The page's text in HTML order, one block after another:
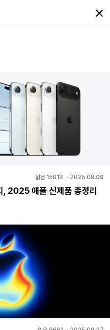
읽음 15918 ・ 2025.09.09
, 2025 애플 신제품 총정리